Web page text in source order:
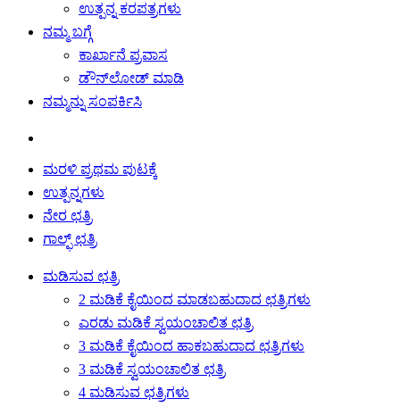
ಉತ್ಪನ್ನ ಕರಪತ್ರಗಳು
ನಮ್ಮ ಬಗ್ಗೆ
ಕಾರ್ಖಾನೆ ಪ್ರವಾಸ
ಡೌನ್‌ಲೋಡ್ ಮಾಡಿ
ನಮ್ಮನ್ನು ಸಂಪರ್ಕಿಸಿ
ಮರಳಿ ಪ್ರಥಮ ಪುಟಕ್ಕೆ
ಉತ್ಪನ್ನಗಳು
ನೇರ ಛತ್ರಿ
ಗಾಲ್ಫ್ ಛತ್ರಿ
ಮಡಿಸುವ ಛತ್ರಿ
2 ಮಡಿಕೆ ಕೈಯಿಂದ ಮಾಡಬಹುದಾದ ಛತ್ರಿಗಳು
ಎರಡು ಮಡಿಕೆ ಸ್ವಯಂಚಾಲಿತ ಛತ್ರಿ
3 ಮಡಿಕೆ ಕೈಯಿಂದ ಹಾಕಬಹುದಾದ ಛತ್ರಿಗಳು
3 ಮಡಿಕೆ ಸ್ವಯಂಚಾಲಿತ ಛತ್ರಿ
4 ಮಡಿಸುವ ಛತ್ರಿಗಳು